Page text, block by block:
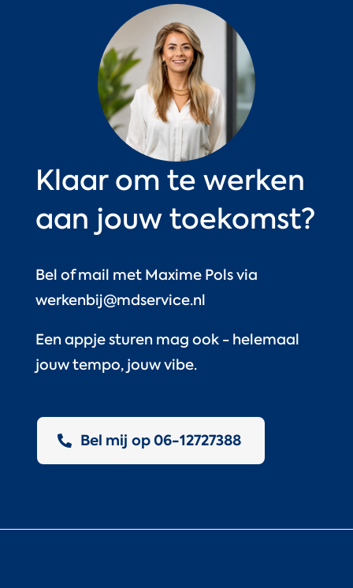
Klaar om te werken
aan jouw toekomst?
Bel of mail met Maxime Pols via
werkenbij@mdservice.nl
Een appje sturen mag ook - helemaal
jouw tempo, jouw vibe.
Bel mij op 06-12727388